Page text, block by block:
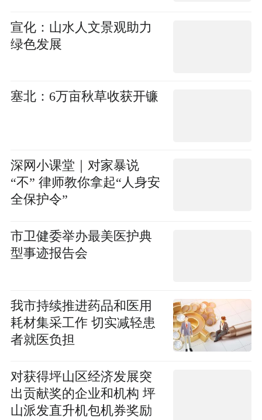
宣化：山水人文景观助力
绿色发展
塞北：6万亩秋草收获开镰
深网小课堂｜对家暴说
“不” 律师教你拿起“人身安
全保护令”
市卫健委举办最美医护典
型事迹报告会
我市持续推进药品和医用
耗材集采工作 切实减轻患
者就医负担
对获得坪山区经济发展突
出贡献奖的企业和机构 坪
山派发直升机包机券奖励